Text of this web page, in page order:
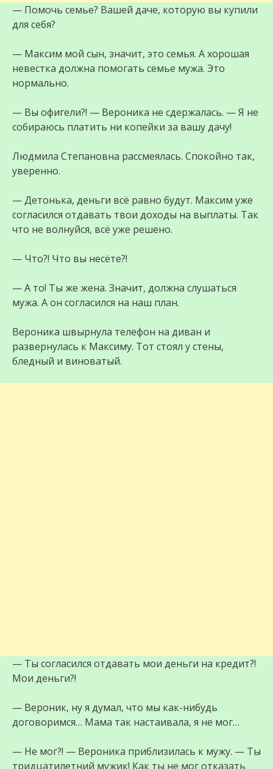
— Помочь семье? Вашей даче, которую вы купили
для себя?
— Максим мой сын, значит, это семья. А хорошая
невестка должна помогать семье мужа. Это
нормально.
— Вы офигели?! — Вероника не сдержалась. — Я не
собираюсь платить ни копейки за вашу дачу!
Людмила Степановна рассмеялась. Спокойно так,
уверенно.
— Детонька, деньги всё равно будут. Максим уже
согласился отдавать твои доходы на выплаты. Так
что не волнуйся, всё уже решено.
— Что?! Что вы несёте?!
— А то! Ты же жена. Значит, должна слушаться
мужа. А он согласился на наш план.
Вероника швырнула телефон на диван и
развернулась к Максиму. Тот стоял у стены,
бледный и виноватый.
— Ты согласился отдавать мои деньги на кредит?!
Мои деньги?!
— Вероник, ну я думал, что мы как-нибудь
договоримся… Мама так настаивала, я не мог…
— Не мог?! — Вероника приблизилась к мужу. — Ты
тридцатилетний мужик! Как ты не мог отказать